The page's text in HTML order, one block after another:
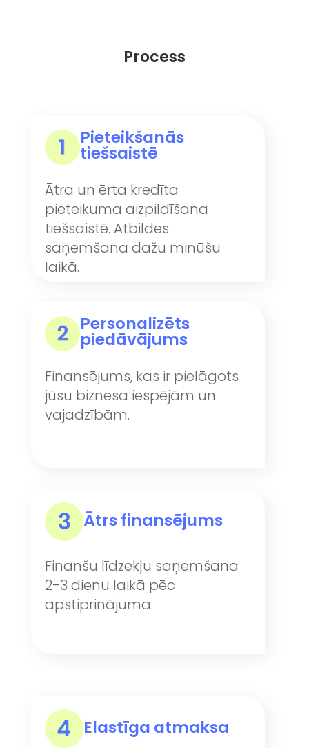
Process
Pieteikšanās
tiešsaistē
Ātra un ērta kredīta
pieteikuma aizpildīšana
tiešsaistē. Atbildes
saņemšana dažu minūšu
laikā.
Personalizēts
piedāvājums
Finansējums, kas ir pielāgots
jūsu biznesa iespējām un
vajadzībām.
Ātrs finansējums
Finanšu līdzekļu saņemšana
2-3 dienu laikā pēc
apstiprinājuma.
Elastīga atmaksa